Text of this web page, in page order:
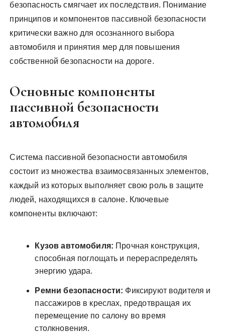
безопасность смягчает их последствия. Понимание
принципов и компонентов пассивной безопасности
критически важно для осознанного выбора
автомобиля и принятия мер для повышения
собственной безопасности на дороге.
Основные компоненты
пассивной безопасности
автомобиля
Система пассивной безопасности автомобиля
состоит из множества взаимосвязанных элементов,
каждый из которых выполняет свою роль в защите
людей, находящихся в салоне. Ключевые
компоненты включают:
Кузов автомобиля: Прочная конструкция,
способная поглощать и перераспределять
энергию удара.
Ремни безопасности: Фиксируют водителя и
пассажиров в креслах, предотвращая их
перемещение по салону во время
столкновения.